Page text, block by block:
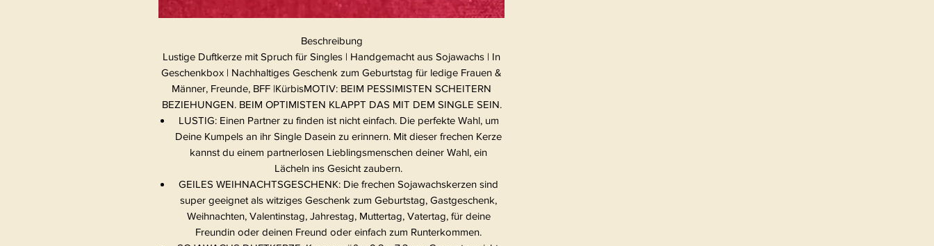
Beschreibung
Lustige Duftkerze mit Spruch für Singles | Handgemacht aus Sojawachs | In
Geschenkbox | Nachhaltiges Geschenk zum Geburtstag für ledige Frauen &
Männer, Freunde, BFF |KürbisMOTIV: BEIM PESSIMISTEN SCHEITERN
BEZIEHUNGEN. BEIM OPTIMISTEN KLAPPT DAS MIT DEM SINGLE SEIN.
LUSTIG: Einen Partner zu finden ist nicht einfach. Die perfekte Wahl, um
Deine Kumpels an ihr Single Dasein zu erinnern. Mit dieser frechen Kerze
kannst du einem partnerlosen Lieblingsmenschen deiner Wahl, ein
Lächeln ins Gesicht zaubern.
GEILES WEIHNACHTSGESCHENK: Die frechen Sojawachskerzen sind
super geeignet als witziges Geschenk zum Geburtstag, Gastgeschenk,
Weihnachten, Valentinstag, Jahrestag, Muttertag, Vatertag, für deine
Freundin oder deinen Freund oder einfach zum Runterkommen.